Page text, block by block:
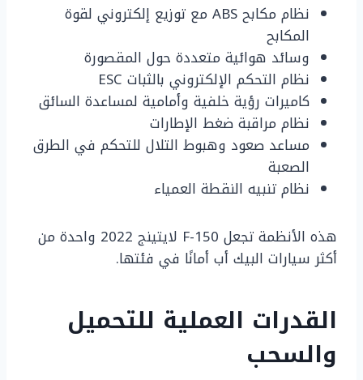
نظام مكابح ABS مع توزيع إلكتروني لقوة
المكابح
وسائد هوائية متعددة حول المقصورة
نظام التحكم الإلكتروني بالثبات ESC
كاميرات رؤية خلفية وأمامية لمساعدة السائق
نظام مراقبة ضغط الإطارات
مساعد صعود وهبوط التلال للتحكم في الطرق
الصعبة
نظام تنبيه النقطة العمياء
هذه الأنظمة تجعل F-150 لايتينج 2022 واحدة من
أكثر سيارات البيك أب أمانًا في فئتها.
القدرات العملية للتحميل
والسحب